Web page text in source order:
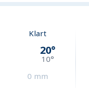
Klart
20°
10°
0 mm